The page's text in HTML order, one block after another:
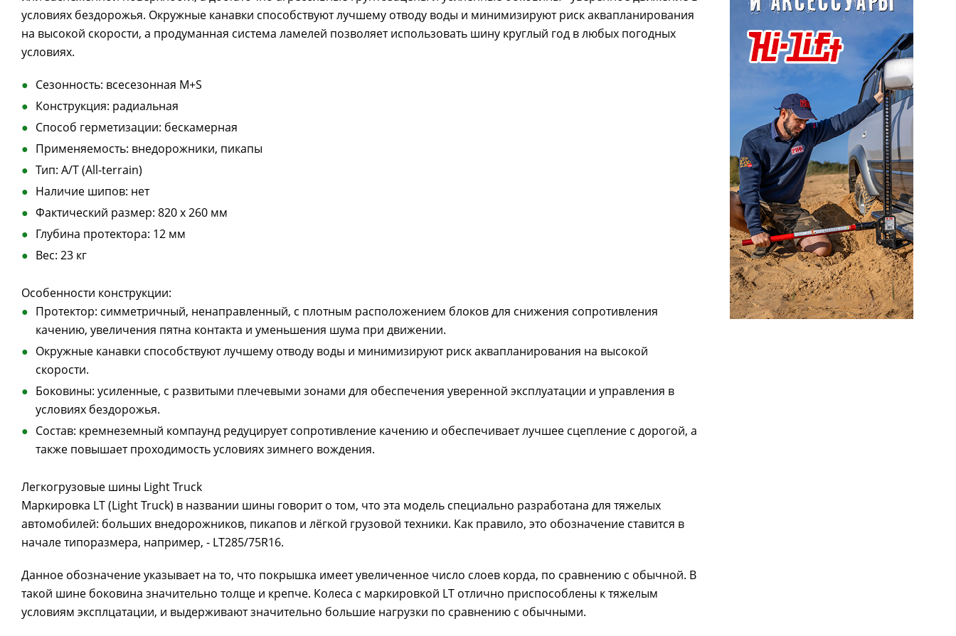
условиях бездорожья. Окружные канавки способствуют лучшему отводу воды и минимизируют риск аквапланирования
на высокой скорости, а продуманная система ламелей позволяет использовать шину круглый год в любых погодных
условиях.
Сезонность: всесезонная M+S
Конструкция: радиальная
Способ герметизации: бескамерная
Применяемость: внедорожники, пикапы
Тип: A/T (All-terrain)
Наличие шипов: нет
Фактический размер: 820 х 260 мм
Глубина протектора: 12 мм
Вес: 23 кг
Особенности конструкции:
Протектор: симметричный, ненаправленный, с плотным расположением блоков для снижения сопротивления
качению, увеличения пятна контакта и уменьшения шума при движении.
Окружные канавки способствуют лучшему отводу воды и минимизируют риск аквапланирования на высокой
скорости.
Боковины: усиленные, с развитыми плечевыми зонами для обеспечения уверенной эксплуатации и управления в
условиях бездорожья.
Состав: кремнеземный компаунд редуцирует сопротивление качению и обеспечивает лучшее сцепление с дорогой, а
также повышает проходимость условиях зимнего вождения.
Легкогрузовые шины Light Truck
Маркировка LT (Light Truck) в названии шины говорит о том, что эта модель специально разработана для тяжелых
автомобилей: больших внедорожников, пикапов и лёгкой грузовой техники. Как правило, это обозначение ставится в
начале типоразмера, например, - LT285/75R16.
Данное обозначение указывает на то, что покрышка имеет увеличенное число слоев корда, по сравнению с обычной. В
такой шине боковина значительно толще и крепче. Колеса с маркировкой LT отлично приспособлены к тяжелым
условиям эксплцатации, и выдерживают значительно большие нагрузки по сравнению с обычными.